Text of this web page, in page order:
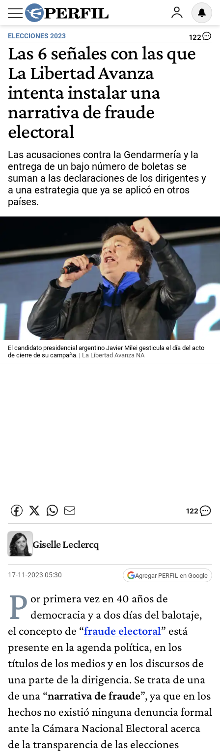
ELECCIONES 2023 122
Las 6 señales con las que
La Libertad Avanza
intenta instalar una
narrativa de fraude
electoral
Las acusaciones contra la Gendarmería y la
entrega de un bajo número de boletas se
suman a las declaraciones de los dirigentes y
a una estrategia que ya se aplicó en otros
países.
El candidato presidencial argentino Javier Milei gesticula el día del acto
de cierre de su campaña. | La Libertad Avanza NA
122
Giselle Leclercq
17-11-2023 05:30 Agregar PERFIL en Google
P or primera vez en 40 años de
democracia y a dos días del balotaje,
el concepto de “fraude electoral” está
presente en la agenda política, en los
títulos de los medios y en los discursos de
una parte de la dirigencia. Se trata de una
de una “narrativa de fraude”, ya que en los
hechos no existió ninguna denuncia formal
ante la Cámara Nacional Electoral acerca
de la transparencia de las elecciones